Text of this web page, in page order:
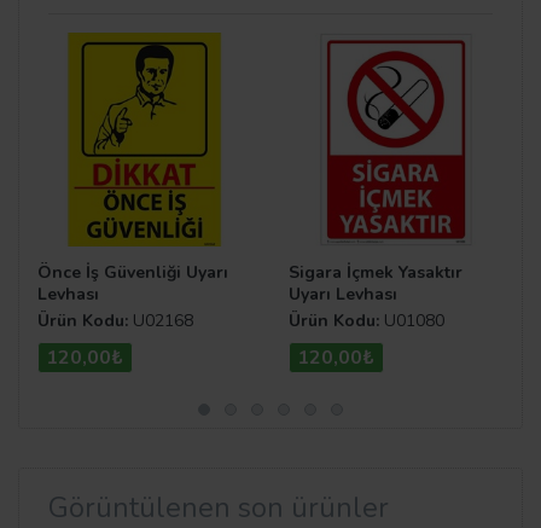
Önce İş Güvenliği Uyarı
Levhası
Ürün Kodu: U02168
120,00₺
Sigara İçmek Yasaktır
Uyarı Levhası
Ürün Kodu: U01080
120,00₺
Görüntülenen son ürünler